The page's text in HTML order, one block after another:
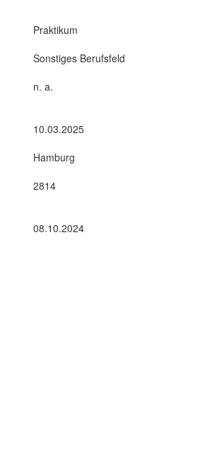
Praktikum
Sonstiges Berufsfeld
n. a.
10.03.2025
Hamburg
2814
08.10.2024